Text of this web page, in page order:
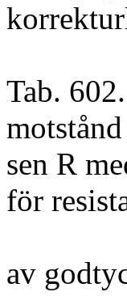
Tab.
sen R
för
av